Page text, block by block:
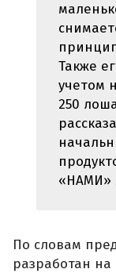
Также
учетом
250
«НАМИ»
По словам
разработан